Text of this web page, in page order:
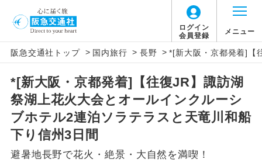
ログイン
会員登録
メニュー
阪急交通社トップ > 国内旅行 > 長野 > *[新大阪・京都発着]【
*[新大阪・京都発着]【往復JR】諏訪湖
祭湖上花火大会とオールインクルーシ
ブホテル2連泊ソラテラスと天竜川和船
下り信州3日間
避暑地長野で花火・絶景・大自然を満喫！
アイコン 説明
添乗員同行
往路出発空港（駅）から復路到着空港
（駅）まで同行します。
現地添乗員同
行